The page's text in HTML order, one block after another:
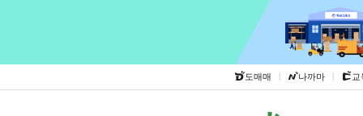
도매매 | 나까마 | 교